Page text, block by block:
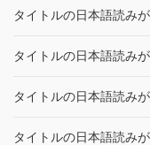
タイトルの日本語読み
タイトルの日本語読み
タイトルの日本語読み
タイトルの日本語読み